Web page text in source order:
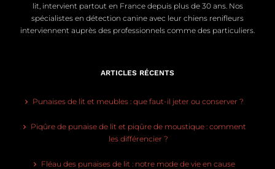
lit, intervient partout en France depuis plus de 30 ans. Nos
spécialistes en détection canine avec leur chiens renifleurs
interviennent auprès des professionnels comme des particuliers.
ARTICLES RÉCENTS
Punaises de lit et meubles : que faut-il jeter ou conserver ?
Piqûre de punaise de lit et piqûre de moustique : comment
les différencier ?
Fléau des punaises de lit : notre mode de vie en cause